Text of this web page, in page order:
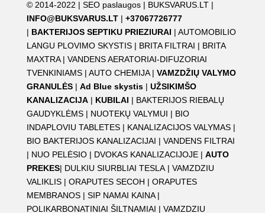
© 2014-2022 | SEO paslaugos| BUKSVARUS.LT|
INFO@BUKSVARUS.LT| +37067726777
| BAKTERIJOS SEPTIKU PRIEZIURAI | AUTOMOBILIO
LANGU PLOVIMO SKYSTIS| BRITA FILTRAI | BRITA
MAXTRA| VANDENS AERATORIAI-DIFUZORIAI
TVENKINIAMS| AUTO CHEMIJA | VAMZDŽIŲ VALYMO
GRANULĖS| Ad Blue skystis| UŽSIKIMŠO
KANALIZACIJA| KUBILAI | BAKTERIJOS RIEBALŲ
GAUDYKLĖMS| NUOTEKŲ VALYMUI | BIO
INDAPLOVIU TABLETES| KANALIZACIJOS VALYMAS|
BIO BAKTERIJOS KANALIZACIJAI | VANDENS FILTRAI
| NUO PELĖSIO| DVOKAS KANALIZACIJOJE| AUTO
PREKES| DULKIU SIURBLIAI TESLA| VAMZDZIU
VALIKLIS| ORAPUTES SECOH | ORAPUTES
MEMBRANOS| SIP NAMAI KAINA |
POLIKARBONATINIAI ŠILTNAMIAI | VAMZDZIU